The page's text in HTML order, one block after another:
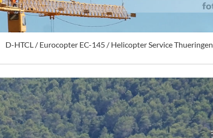
D-HTCL / Eurocopter EC-145 / Helicopter Service Thueringen